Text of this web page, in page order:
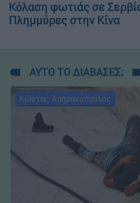
Κόλαση φωτιάς σε
Πλημμύρες στην Κίνα
ΑΥΤΟ ΤΟ ΔΙΑΒΑΣΕΣ;
Κώστας Ασημακόπουλος